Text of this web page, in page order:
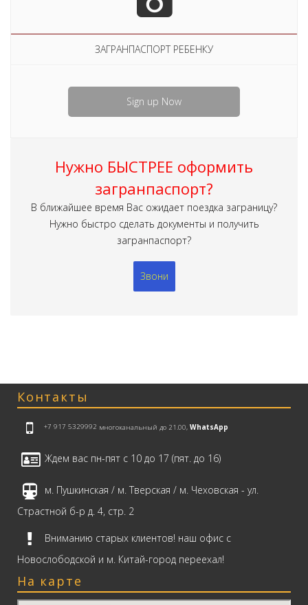
ЗАГРАНПАСПОРТ РЕБЕНКУ
Sign up Now
Нужно БЫСТРЕЕ оформить
загранпаспорт?
В ближайшее время Вас ожидает поездка заграницу?
Нужно быстро сделать документы и получить
загранпаспорт?
Звони
Контакты
+7 917 5329992 многоканальный до 21.00, WhatsApp
Ждем вас пн-пят с 10 до 17 (пят. до 16)
м. Пушкинская / м. Тверская / м. Чеховская - ул.
Страстной б-р д. 4, стр. 2
Вниманию старых клиентов! наш офис с
Новослободской и м. Китай-город переехал!
На карте